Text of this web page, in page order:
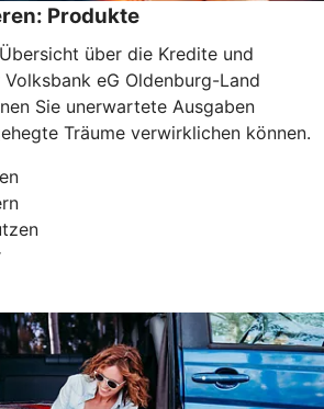
Produkte
über die Kredite und
eG Oldenburg-Land
Sie unerwartete Ausgaben
Träume verwirklichen können.